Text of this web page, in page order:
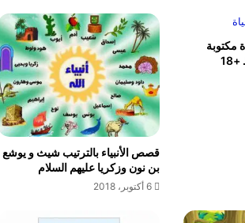
مكتوبة
قصص الأنبياء بالترتيب شيث و يوشع
بن نون وزكريا عليهم السلام
6 أكتوبر، 2018